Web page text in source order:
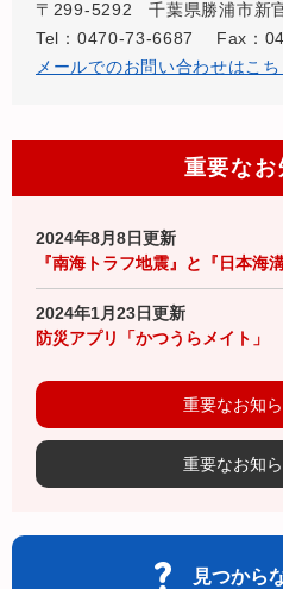
〒299-5292
千葉県勝浦市新
Tel：0470-73-6687
Fax：
メールでのお問い合わせはこち
重要なお
2024年8月8日更新
『南海トラフ地震』と『日本海
2024年1月23日更新
防災アプリ「かつうらメイト」
重要なお知
重要なお知
見つから